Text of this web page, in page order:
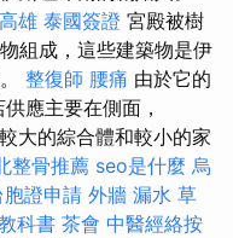
雄 泰國簽證 宮殿被樹
組成，這些建築物是伊
整復師 腰痛 由於它的
應主要在側面，
大的綜合體和較小的家
整骨推薦 seo是什麼 烏
胞證申請 外牆 漏水 草
科書 茶會 中醫經絡按